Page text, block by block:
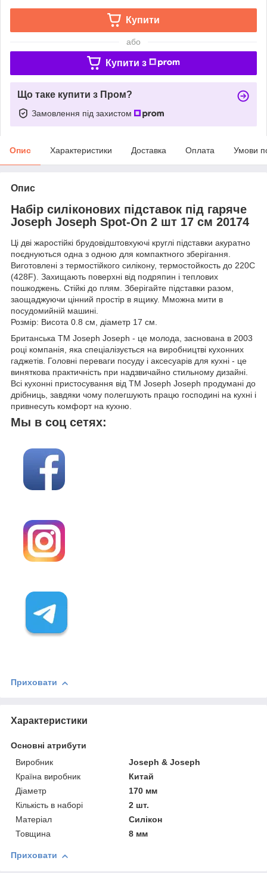
Купити
або
Купити з
Що таке купити з Пром?
Замовлення під захистом
Опис Характеристики Доставка Оплата Умови
Опис
Набір силіконових підставок під гаряче
Joseph Joseph Spot-On 2 шт 17 см 20174
Ці дві жаростійкі брудовідштовхуючі круглі підставки акуратно
поєднуються одна з одною для компактного зберігання.
Виготовлені з термостійкого силікону, термостойкость до 220C
(428F). Захищають поверхні від подряпин і теплових
пошкоджень. Стійкі до плям. Зберігайте підставки разом,
заощаджуючи цінний простір в ящику. Мможна мити в
посудомийній машині.
Розмір: Висота 0.8 см, діаметр 17 см.
Британська ТМ Joseph Joseph - це молода, заснована в 2003
році компанія, яка спеціалізується на виробництві кухонних
гаджетів. Головні переваги посуду і аксесуарів для кухні - це
виняткова практичність при надзвичайно стильному дизайні.
Всі кухонні пристосування від ТМ Joseph Joseph продумані до
дрібниць, завдяки чому полегшують працю господині на кухні і
привнесуть комфорт на кухню.
Мы в соц сетях:
Приховати
Характеристики
Основні атрибути
Виробник
Joseph & Joseph
Країна виробник
Китай
Діаметр
170 мм
Кількість в наборі
2 шт.
Матеріал
Силікон
Товщина
8 мм
Приховати